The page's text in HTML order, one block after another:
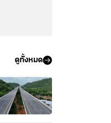
ดูทั้งหมด